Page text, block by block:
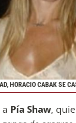
HORACIO CABAK SE
Pía Shaw,